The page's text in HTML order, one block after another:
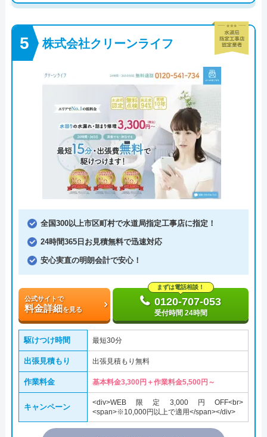
株式会社クリーンライフ
全国300以上市区町村で水道局指定工事店に指定！
24時間365日お見積無料で迅速対応
安心実直の明朗会計で安心！
公式サイトで
料金詳細を見る
まずは電話相談！
0120-707-053
受付時間 24時間
駆けつけ時間 最短30分
出張見積もり 出張見積もり無料
作業料金 基本料金3,300円＋作業料金5,500円～
キャンペーン
<div>WEB限定3,000円OFF<br>
<span>※10,000円以上で適用</span></div>